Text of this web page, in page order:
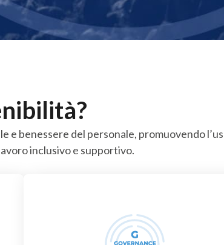
benessere del personale, promuovendo
inclusivo e supportivo.